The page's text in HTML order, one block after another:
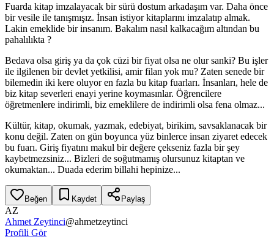
Fuarda kitap imzalayacak bir sürü dostum arkadaşım var. Daha önce
bir vesile ile tanışmışız. İnsan istiyor kitaplarını imzalatıp almak.
Lakin emeklide bir insanım. Bakalım nasıl kalkacağım altından bu
pahalılıkta ?
Bedava olsa giriş ya da çok cüzi bir fiyat olsa ne olur sanki? Bu işler
ile ilgilenen bir devlet yetkilisi, amir filan yok mu? Zaten senede bir
bilemedin iki kere oluyor en fazla bu kitap fuarları. İnsanları, hele de
biz kitap severleri enayi yerine koymasınlar. Öğrencilere
öğretmenlere indirimli, biz emeklilere de indirimli olsa fena olmaz...
Kültür, kitap, okumak, yazmak, edebiyat, birikim, savsaklanacak bir
konu değil. Zaten on gün boyunca yüz binlerce insan ziyaret edecek
bu fuarı. Giriş fiyatını makul bir değere çekseniz fazla bir şey
kaybetmezsiniz... Bizleri de soğutmamış olursunuz kitaptan ve
okumaktan... Duada ederim billahi hepinize...
Beğen Kaydet Paylaş
AZ
Ahmet Zeytinci@ahmetzeytinci
Profili Gör